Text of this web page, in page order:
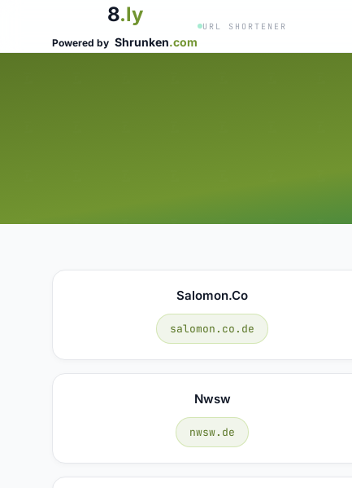
8.ly
Powered by Shrunken.com
URL SHORTENER
Salomon.co
salomon.co.de
Nwsw
nwsw.de